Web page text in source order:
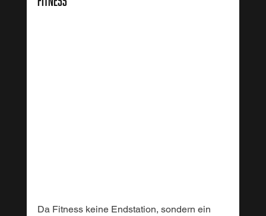
Da Fitness keine Endstation, sondern ein